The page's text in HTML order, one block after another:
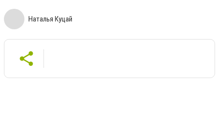
Наталья Куцай